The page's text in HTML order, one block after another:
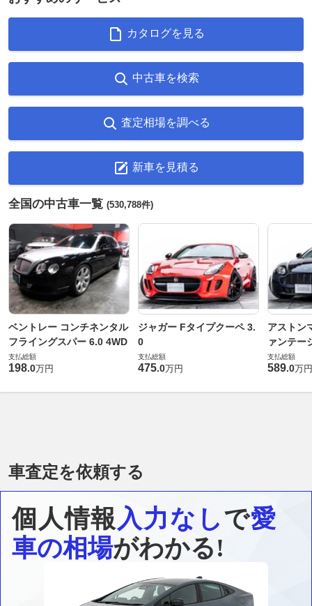
カタログを見る
中古車を検索
査定相場を調べる
新車を見積る
全国の中古車一覧 (530,788件)
ベントレー コンチネンタル
フライングスパー 6.0 4WD
支払総額
198.0万円
ジャガー Fタイプクーペ 3.
0
支払総額
475.0万円
アストン
ァンテー
支払総額
589.0万円
車査定を依頼する
個人情報入力なしで愛
車の相場がわかる!